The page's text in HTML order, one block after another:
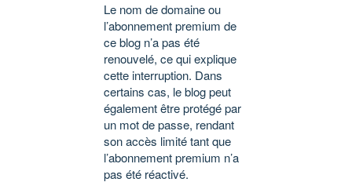
Le nom de domaine ou
l’abonnement premium de
ce blog n’a pas été
renouvelé, ce qui explique
cette interruption. Dans
certains cas, le blog peut
également être protégé par
un mot de passe, rendant
son accès limité tant que
l’abonnement premium n’a
pas été réactivé.